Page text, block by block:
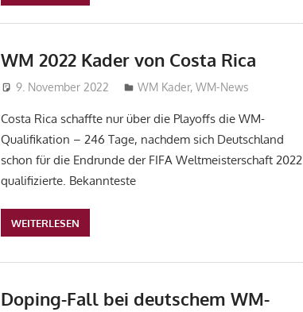
WM 2022 Kader von Costa Rica
9. November 2022 admin_wm2022
WM Kader,WM-News
Costa Rica schaffte nur über die Playoffs die WM-
Qualifikation – 246 Tage, nachdem sich Deutschland
schon für die Endrunde der FIFA Weltmeisterschaft 2022
qualifizierte. Bekannteste
WEITERLESEN
Doping-Fall bei deutschem WM-